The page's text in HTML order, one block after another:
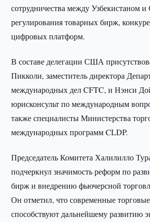
сотрудничества между Узбекистаном
регулирования товарных бирж,
цифровых платформ.
В составе делегации США
Пикколи, заместитель директора
международных дел CFTC, и Нэнси
юрисконсульт по международным
также специалисты Министерства
международных программ CLDP.
Председатель Комитета Халилилло
подчеркнул значимость реформ по
бирж и внедрению фьючерсной
Он отметил, что современные
способствуют дальнейшему развитию